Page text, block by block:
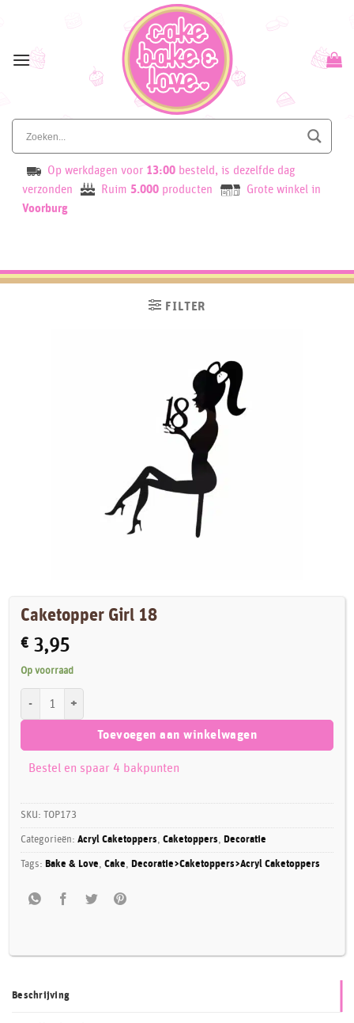
content
Op werkdagen voor 13:00 besteld, is dezelfde dag
verzonden
Ruim 5.000 producten
Grote winkel in
Voorburg
FILTER
Caketopper Girl 18
€ 3,95
Op voorraad
Toevoegen aan winkelwagen
Bestel en spaar 4 bakpunten
SKU:TOP173
Categorieën:Acryl Caketoppers,Caketoppers, Decoratie
Tags: Bake & Love,Cake, Decoratie>Caketoppers>Acryl Caketoppers
Beschrijving